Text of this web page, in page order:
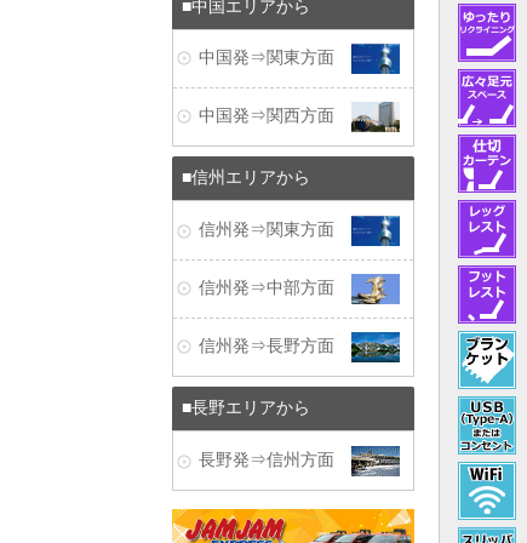
中国エリアから
中国発⇒関東方面
中国発⇒関西方面
信州エリアから
信州発⇒関東方面
信州発⇒中部方面
信州発⇒長野方面
長野エリアから
長野発⇒信州方面